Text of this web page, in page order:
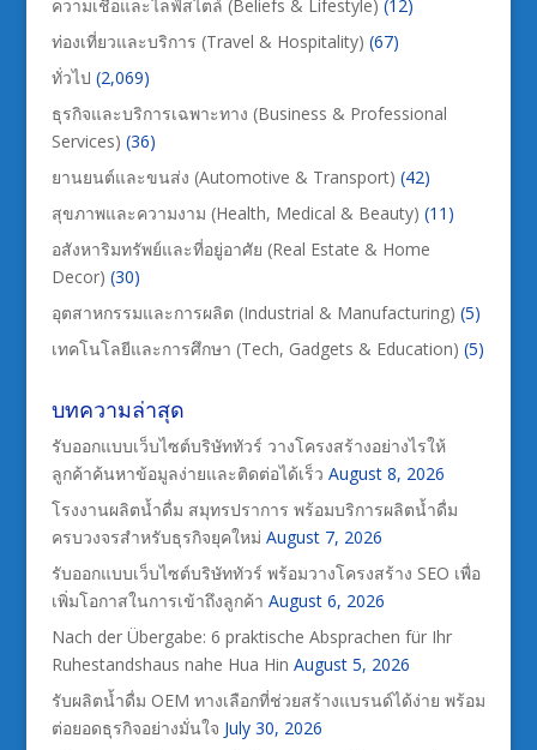
ความเชื่อและไลฟ์สไตล์ (Beliefs & Lifestyle) (12)
ท่องเที่ยวและบริการ (Travel & Hospitality) (67)
ทั่วไป (2,069)
ธุรกิจและบริการเฉพาะทาง (Business & Professional
Services) (36)
ยานยนต์และขนส่ง (Automotive & Transport) (42)
สุขภาพและความงาม (Health, Medical & Beauty) (11)
อสังหาริมทรัพย์และที่อยู่อาศัย (Real Estate & Home
Decor) (30)
อุตสาหกรรมและการผลิต (Industrial & Manufacturing) (5)
เทคโนโลยีและการศึกษา (Tech, Gadgets & Education) (5)
บทความล่าสุด
รับออกแบบเว็บไซต์บริษัททัวร์ วางโครงสร้างอย่างไรให้
ลูกค้าค้นหาข้อมูลง่ายและติดต่อได้เร็ว August 8, 2026
โรงงานผลิตน้ำดื่ม สมุทรปราการ พร้อมบริการผลิตน้ำดื่ม
ครบวงจรสำหรับธุรกิจยุคใหม่ August 7, 2026
รับออกแบบเว็บไซต์บริษัททัวร์ พร้อมวางโครงสร้าง SEO เพื่อ
เพิ่มโอกาสในการเข้าถึงลูกค้า August 6, 2026
Nach der Übergabe: 6 praktische Absprachen für Ihr
Ruhestandshaus nahe Hua Hin August 5, 2026
รับผลิตน้ำดื่ม OEM ทางเลือกที่ช่วยสร้างแบรนด์ได้ง่าย พร้อม
ต่อยอดธุรกิจอย่างมั่นใจ July 30, 2026